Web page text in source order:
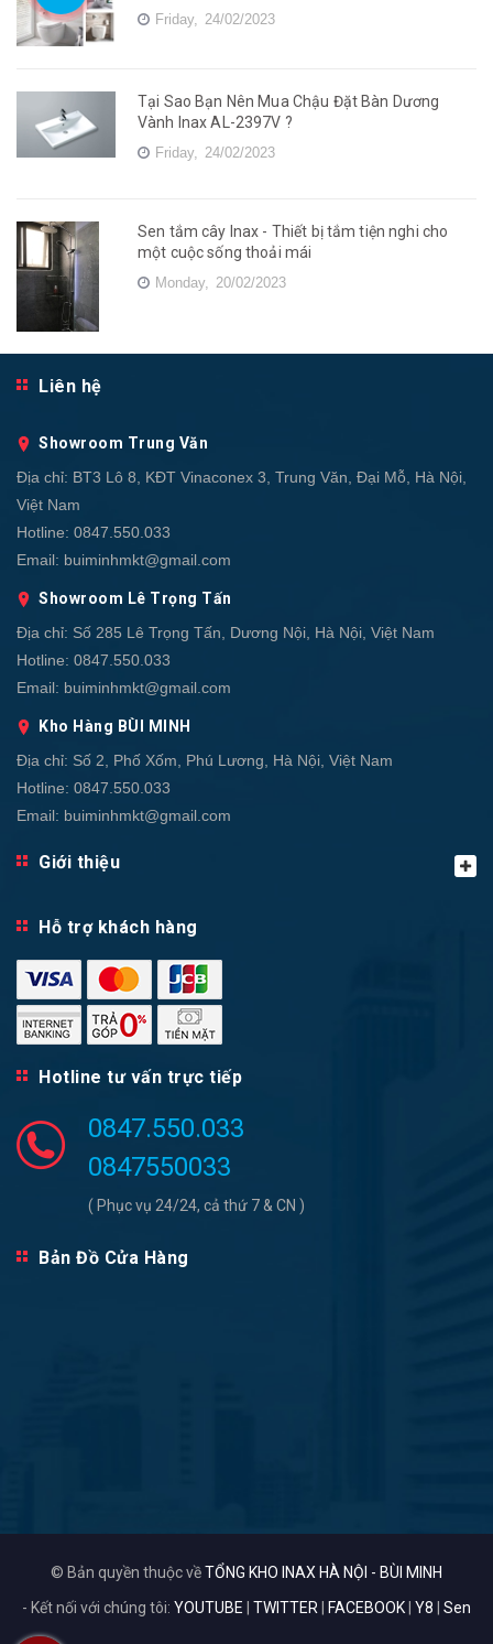
Friday, 24/02/2023
Tại Sao Bạn Nên Mua Chậu Đặt Bàn Dương
Vành Inax AL-2397V ?
Friday, 24/02/2023
Sen tắm cây Inax - Thiết bị tắm tiện nghi cho
một cuộc sống thoải mái
Monday, 20/02/2023
Liên hệ
Showroom Trung Văn
Địa chỉ: BT3 Lô 8, KĐT Vinaconex 3, Trung Văn, Đại Mỗ, Hà Nội,
Việt Nam
Hotline: 0847.550.033
Email: buiminhmkt@gmail.com
Showroom Lê Trọng Tấn
Địa chỉ: Số 285 Lê Trọng Tấn, Dương Nội, Hà Nội, Việt Nam
Hotline: 0847.550.033
Email: buiminhmkt@gmail.com
Kho Hàng BÙI MINH
Địa chỉ: Số 2, Phố Xốm, Phú Lương, Hà Nội, Việt Nam
Hotline: 0847.550.033
Email: buiminhmkt@gmail.com
Giới thiệu
Hỗ trợ khách hàng
Hotline tư vấn trực tiếp
0847.550.033
0847550033
( Phục vụ 24/24, cả thứ 7 & CN )
Bản Đồ Cửa Hàng
© Bản quyền thuộc vềTỔNG KHO INAX HÀ NỘI - BÙI MINH
- Kết nối với chúng tôi: YOUTUBE TWITTER FACEBOOK Y8 Sen